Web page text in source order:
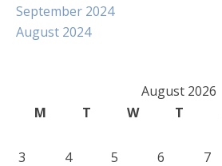
September 2024
August 2024
August 2026
M
T W T
3
4 5 6 7